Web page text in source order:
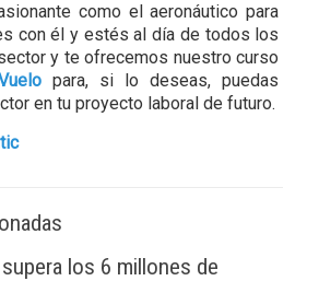
como el aeronáutico para
con él y estés al día de todos los
y te ofrecemos nuestro curso
para, si lo deseas, puedas
en tu proyecto laboral de futuro.
los 6 millones de